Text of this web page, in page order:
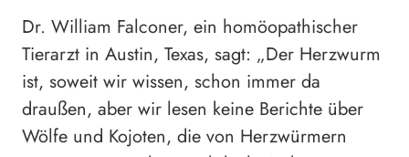
Dr. William Falconer, ein homöopathischer
Tierarzt in Austin, Texas, sagt: „Der Herzwurm
ist, soweit wir wissen, schon immer da
draußen, aber wir lesen keine Berichte über
Wölfe und Kojoten, die von Herzwürmern